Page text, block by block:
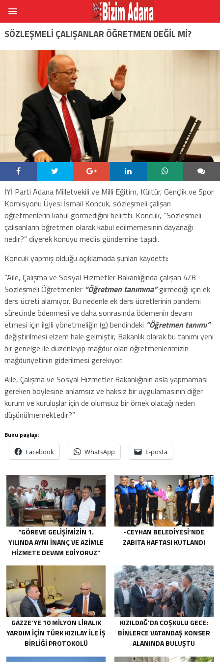
SÖZLEŞMELI ÇALIŞANLAR ÖĞRETMEN DEĞIL MI?
İYİ Parti Adana Milletvekili ve Milli Eğitim, Kültür, Gençlik ve Spor
Komisyonu Üyesi İsmail Koncuk, sözleşmeli çalışan
öğretmenlerin kabul görmediğini belirtti. Koncuk, “Sözleşmeli
çalışanların öğretmen olarak kabul edilmemesinin dayanağı
nedir?” diyerek konuyu meclis gündemine taşıdı.
Koncuk yapmış olduğu açıklamada şunları kaydetti:
“Aile, Çalışma ve Sosyal Hizmetler Bakanlığında çalışan 4/B
Sözleşmeli Öğretmenler “Öğretmen tanımına”girmediği için ek
ders ücreti alamıyor. Bu nedenle ek ders ücretlerinin pandemi
sürecinde ödenmesi ve daha sonrasında ödemenin devam
etmesi için ilgili yönetmeliğin (g) bendindeki “Öğretmen tanımı”
değiştirilmesi elzem hale gelmiştir, Bakanlık olarak bu tanımı yeni
bir genelge ile düzenleyip mağdur olan öğretmenlerimizin
mağduriyetinin giderilmesi gerekiyor.
Aile, Çalışma ve Sosyal Hizmetler Bakanlığının asla yapmaması
gereken böylesine anlamsız ve haksız bir uygulamasının diğer
kurum ve kuruluşlar için de olumsuz bir örnek olacağı neden
düşünülmemektedir?”
Bunu paylaş:
Facebook WhatsApp E-posta
“GÖREVE GELIŞIMIZIN 1.
YILINDA AYNI INANÇ VE AZIMLE
HIZMETE DEVAM EDIYORUZ”
-CEYHAN BELEDIYESI’NDE
ZABITA HAFTASI KUTLANDI
GAZZE’YE 10 MILYON LIRALIK
YARDIM IÇIN TÜRK KIZILAY ILE IŞ
BIRLIĞI PROTOKOLÜ
KIZILDAĞ’DA COŞKULU GECE:
BINLERCE VATANDAŞ KONSER
ALANINDA BULUŞTU